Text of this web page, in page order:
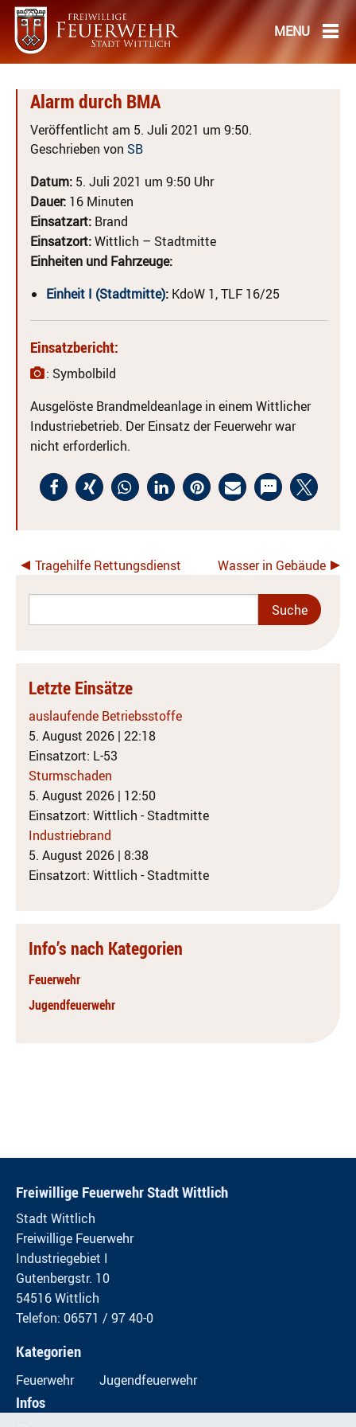
Alarm durch BMA
Veröffentlicht am 5. Juli 2021 um 9:50.
Geschrieben von SB
Datum: 5. Juli 2021 um 9:50 Uhr
Dauer: 16 Minuten
Einsatzart: Brand
Einsatzort:Wittlich – Stadtmitte
Einheiten und Fahrzeuge:
Einheit I (Stadtmitte): KdoW 1, TLF 16/25
Einsatzbericht:
: Symbolbild
Ausgelöste Brandmeldeanlage in einem Wittlicher
Industriebetrieb. Der Einsatz der Feuerwehr war
nicht erforderlich.
Tragehilfe Rettungsdienst Wasser in Gebäude
Letzte Einsätze
auslaufende Betriebsstoffe
5. August 2026 | 22:18
Einsatzort: L-53
Sturmschaden
5. August 2026 | 12:50
Einsatzort: Wittlich - Stadtmitte
Industriebrand
5. August 2026 | 8:38
Einsatzort: Wittlich - Stadtmitte
Info’s nach Kategorien
Feuerwehr
Jugendfeuerwehr
Freiwillige Feuerwehr Stadt Wittlich
Stadt Wittlich
Freiwillige Feuerwehr
Industriegebiet I
Gutenbergstr. 10
54516 Wittlich
Telefon: 06571 / 97 40-0
Kategorien
Feuerwehr Jugendfeuerwehr
Infos